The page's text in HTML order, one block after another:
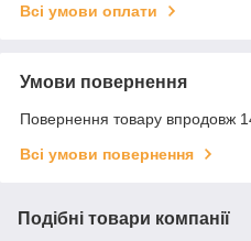
Всі умови оплати
Умови повернення
Повернення товару впродовж
Всі умови повернення
Подібні товари компанії